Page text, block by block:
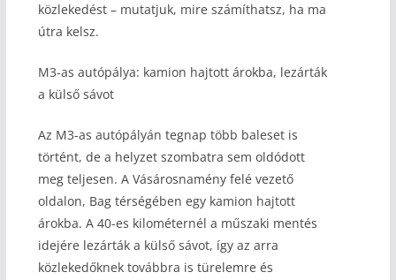
közlekedést – mutatjuk, mire számíthatsz, ha ma
útra kelsz.
M3-as autópálya: kamion hajtott árokba, lezárták
a külső sávot
Az M3-as autópályán tegnap több baleset is
történt, de a helyzet szombatra sem oldódott
meg teljesen. A Vásárosnamény felé vezető
oldalon, Bag térségében egy kamion hajtott
árokba. A 40-es kilométernél a műszaki mentés
idejére lezárták a külső sávot, így az arra
közlekedőknek továbbra is türelemre és